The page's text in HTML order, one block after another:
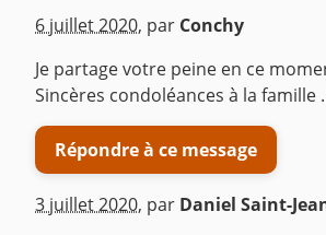
6 juillet 2020, par Conchy
Je partage votre peine en ce
Sincères condoléances à la famille
Répondre à ce message
3 juillet 2020, par Daniel Saint-